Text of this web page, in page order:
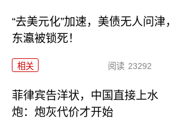
“去美元化”加速，美债无人问津，
东瀛被锁死！
相关 阅读 23292
菲律宾告洋状，中国直接上水
炮：炮灰代价才开始